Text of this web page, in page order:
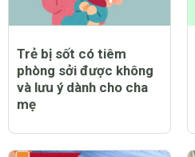
Trẻ bị sốt có tiêm
phòng sởi được không
và lưu ý dành cho cha
mẹ